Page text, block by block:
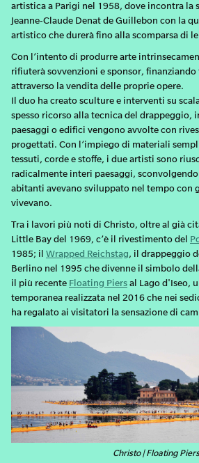
artistica a Parigi nel 1958, dove incontra la
Jeanne-Claude Denat de Guillebon con la
artistico che durerà fino alla scomparsa di
Con l’intento di produrre arte
rifiuterà sovvenzioni e sponsor,
attraverso la vendita delle proprie opere.
Il duo ha creato sculture e interventi su
spesso ricorso alla tecnica del drappeggio,
paesaggi o edifici vengono avvolte con
progettati. Con l’impiego di materiali
tessuti, corde e stoffe, i due artisti sono
radicalmente interi paesaggi,
abitanti avevano sviluppato nel tempo con
vivevano.
Tra i lavori più noti di Christo, oltre al già
Little Bay del 1969, c’è il rivestimento del
1985; il Wrapped Reichstag, il drappeggio
Berlino nel 1995 che divenne il simbolo
il più recente Floating Piers al Lago d'Iseo,
temporanea realizzata nel 2016 che nei
ha regalato ai visitatori la sensazione di
Christo | Floating Piers